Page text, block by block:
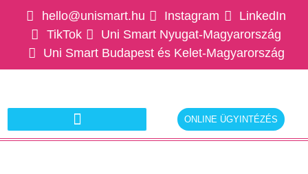
hello@unismart.hu Instagram
LinkedIn
TikTok
Uni Smart Nyugat-Magyarország
Uni Smart Budapest és Kelet-Magyarország
ONLINE ÜGYINTÉZÉS